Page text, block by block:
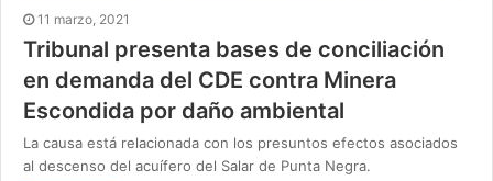
11 marzo, 2021
Tribunal presenta bases de conciliación
en demanda del CDE contra Minera
Escondida por daño ambiental
La causa está relacionada con los presuntos efectos asociados
al descenso del acuífero del Salar de Punta Negra.